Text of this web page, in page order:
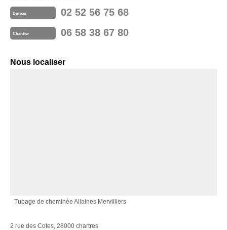
Bureau 02 52 56 75 68
Chantier 06 58 38 67 80
Nous localiser
Tubage de cheminée Allaines Mervilliers
2 rue des Cotes, 28000 chartres